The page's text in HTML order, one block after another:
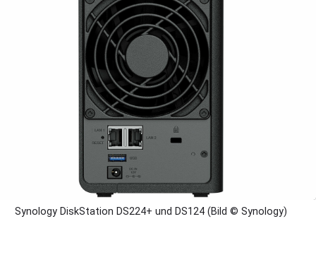
Synology DiskStation DS224+ und DS124 (Bild © Synology)